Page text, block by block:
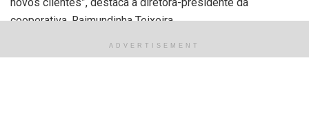
novos clientes”, destaca a diretora-presidente da
cooperativa, Raimundinha Teixeira.
O local também abriga um memorial que resgata a história
ADVERTISEMENT